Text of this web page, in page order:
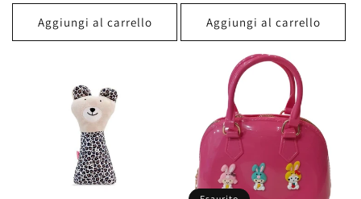
listino
Aggiungi al carrello
listino
Aggiungi al carrello